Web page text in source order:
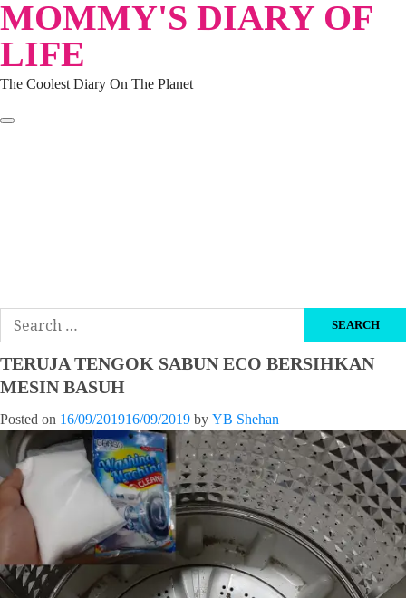
Skip
to
content
MOMMY'S DIARY OF
LIFE
The Coolest Diary On The Planet
Search
for:
TERUJA TENGOK SABUN ECO BERSIHKAN
MESIN BASUH
Posted on 16/09/201916/09/2019 by YB Shehan